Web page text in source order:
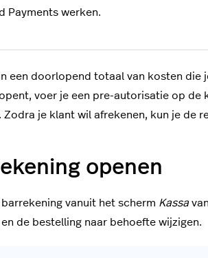
Payments werken.
een doorlopend totaal van kosten
voer je een pre-autorisatie op de
je klant wil afrekenen, kun je de
openen
vanuit het scherm Kassa
de bestelling naar behoefte wijzigen.